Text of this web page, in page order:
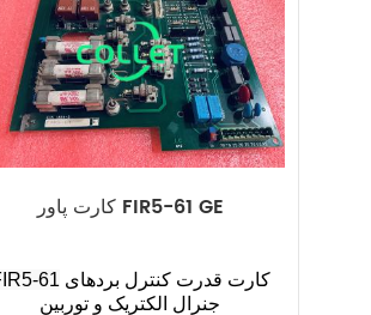
کارت پاور FIR5-61 GE
61
جنرال الکتریک و توربین